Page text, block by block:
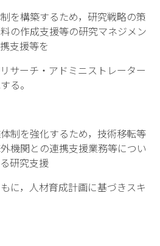
を構築するため，研究戦略の策
の作成支援等の研究マネジメン
支援等を
ーチ・アドミニストレーター
る。
制を強化するため，技術移転等
機関との連携支援業務等につい
研究支援
，人材育成計画に基づきスキ